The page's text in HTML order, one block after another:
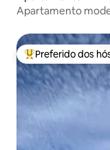
Apartamento
Entre os melhores
Preferido dos